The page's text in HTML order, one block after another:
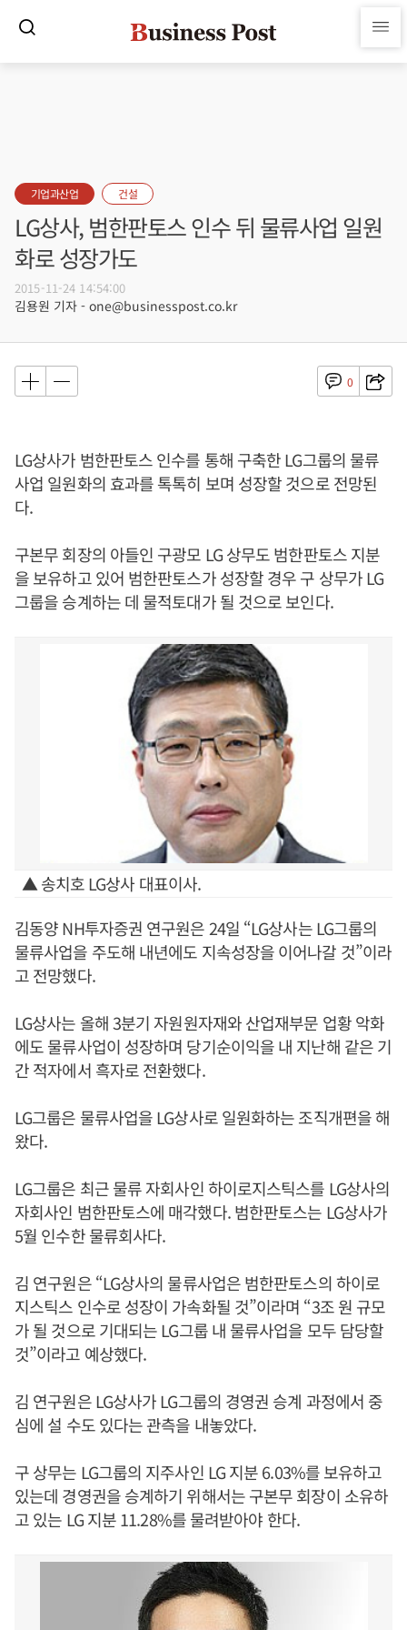
기업과산업 건설
LG상사, 범한판토스 인수 뒤 물류사업 일원
화로 성장가도
2015-11-24 14:54:00
김용원 기자 - one@businesspost.co.kr
0
LG상사가 범한판토스 인수를 통해 구축한 LG그룹의 물류
사업 일원화의 효과를 톡톡히 보며 성장할 것으로 전망된
다.
구본무 회장의 아들인 구광모 LG 상무도 범한판토스 지분
을 보유하고 있어 범한판토스가 성장할 경우 구 상무가 LG
그룹을 승계하는 데 물적토대가 될 것으로 보인다.
▲ 송치호 LG상사 대표이사.
김동양 NH투자증권 연구원은 24일 “LG상사는 LG그룹의
물류사업을 주도해 내년에도 지속성장을 이어나갈 것”이라
고 전망했다.
LG상사는 올해 3분기 자원원자재와 산업재부문 업황 악화
에도 물류사업이 성장하며 당기순이익을 내 지난해 같은 기
간 적자에서 흑자로 전환했다.
LG그룹은 물류사업을 LG상사로 일원화하는 조직개편을 해
왔다.
LG그룹은 최근 물류 자회사인 하이로지스틱스를 LG상사의
자회사인 범한판토스에 매각했다. 범한판토스는 LG상사가
5월 인수한 물류회사다.
김 연구원은 “LG상사의 물류사업은 범한판토스의 하이로
지스틱스 인수로 성장이 가속화될 것”이라며 “3조 원 규모
가 될 것으로 기대되는 LG그룹 내 물류사업을 모두 담당할
것”이라고 예상했다.
김 연구원은 LG상사가 LG그룹의 경영권 승계 과정에서 중
심에 설 수도 있다는 관측을 내놓았다.
구 상무는 LG그룹의 지주사인 LG 지분 6.03%를 보유하고
있는데 경영권을 승계하기 위해서는 구본무 회장이 소유하
고 있는 LG 지분 11.28%를 물려받아야 한다.